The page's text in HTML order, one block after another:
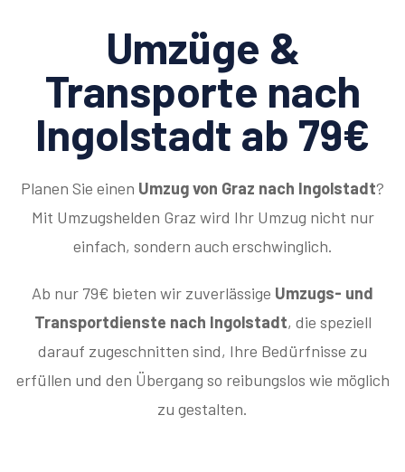
Umzüge &
Transporte nach
Ingolstadt ab 79€
Planen Sie einen Umzug von Graz nach Ingolstadt?
Mit Umzugshelden Graz wird Ihr Umzug nicht nur
einfach, sondern auch erschwinglich.
Ab nur 79€ bieten wir zuverlässige Umzugs- und
Transportdienste nach Ingolstadt, die speziell
darauf zugeschnitten sind, Ihre Bedürfnisse zu
erfüllen und den Übergang so reibungslos wie möglich
zu gestalten.